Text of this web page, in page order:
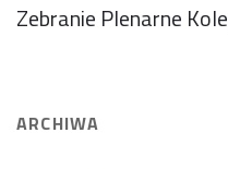
Zebranie Plenarne
ARCHIWA